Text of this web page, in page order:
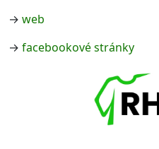
→ web
→ facebookové stránky